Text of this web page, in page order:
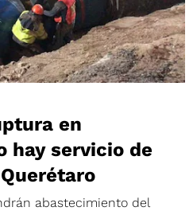
en
hay servicio de
abastecimiento del